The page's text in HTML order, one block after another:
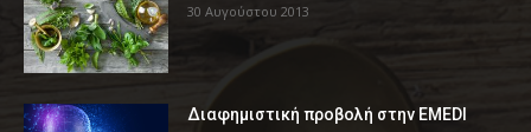
30 Αυγούστου 2013
Διαφημιστική προβολή στην EMEDI